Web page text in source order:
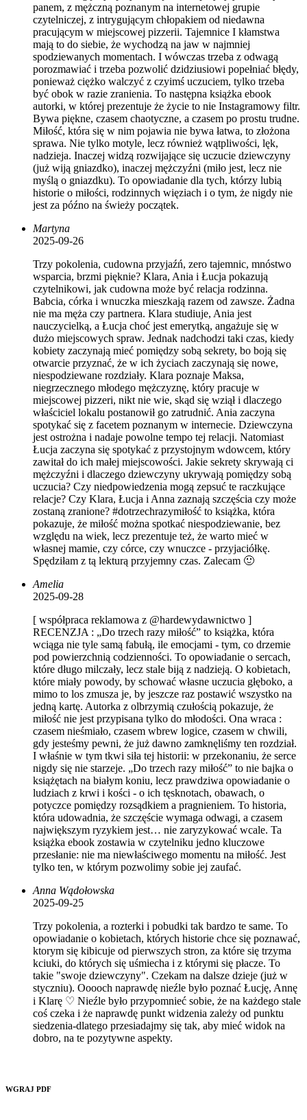
panem, z mężczną poznanym na internetowej grupie
czytelniczej, z intrygującym chłopakiem od niedawna
pracującym w miejscowej pizzerii. Tajemnice I kłamstwa
mają to do siebie, że wychodzą na jaw w najmniej
spodziewanych momentach. I wówczas trzeba z odwagą
porozmawiać i trzeba pozwolić dzidziusiowi popełniać błędy,
ponieważ ciężko walczyć z czyimś uczuciem, tylko trzeba
być obok w razie zranienia. To następna książka ebook
autorki, w której prezentuje że życie to nie Instagramowy filtr.
Bywa piękne, czasem chaotyczne, a czasem po prostu trudne.
Miłość, która się w nim pojawia nie bywa łatwa, to złożona
sprawa. Nie tylko motyle, lecz również wątpliwości, lęk,
nadzieja. Inaczej widzą rozwijające się uczucie dziewczyny
(już wiją gniazdko), inaczej mężczyźni (miło jest, lecz nie
myślą o gniazdku). To opowiadanie dla tych, którzy lubią
historie o miłości, rodzinnych więziach i o tym, że nigdy nie
jest za późno na świeży początek.
Martyna
2025-09-26
Trzy pokolenia, cudowna przyjaźń, zero tajemnic, mnóstwo
wsparcia, brzmi pięknie? Klara, Ania i Łucja pokazują
czytelnikowi, jak cudowna może być relacja rodzinna.
Babcia, córka i wnuczka mieszkają razem od zawsze. Żadna
nie ma męża czy partnera. Klara studiuje, Ania jest
nauczycielką, a Łucja choć jest emerytką, angażuje się w
dużo miejscowych spraw. Jednak nadchodzi taki czas, kiedy
kobiety zaczynają mieć pomiędzy sobą sekrety, bo boją się
otwarcie przyznać, że w ich życiach zaczynają się nowe,
niespodziewane rozdziały. Klara poznaje Maksa,
niegrzecznego młodego mężczyznę, który pracuje w
miejscowej pizzeri, nikt nie wie, skąd się wziął i dlaczego
właściciel lokalu postanowił go zatrudnić. Ania zaczyna
spotykać się z facetem poznanym w internecie. Dziewczyna
jest ostrożna i nadaje powolne tempo tej relacji. Natomiast
Łucja zaczyna się spotykać z przystojnym wdowcem, który
zawitał do ich małej miejscowości. Jakie sekrety skrywają ci
mężczyźni i dlaczego dziewczyny ukrywają pomiędzy sobą
uczucia? Czy niedpowiedzenia mogą zepsuć te raczkujące
relacje? Czy Klara, Łucja i Anna zaznają szczęścia czy może
zostaną zranione? #dotrzechrazymiłość to książka, która
pokazuje, że miłość można spotkać niespodziewanie, bez
względu na wiek, lecz prezentuje też, że warto mieć w
własnej mamie, czy córce, czy wnuczce - przyjaciółkę.
Spędziłam z tą lekturą przyjemny czas. Zalecam 🙂
Amelia
2025-09-28
[ współpraca reklamowa z @hardewydawnictwo ]
RECENZJA : „Do trzech razy miłość” to książka, która
wciąga nie tyle samą fabułą, ile emocjami - tym, co drzemie
pod powierzchnią codzienności. To opowiadanie o sercach,
które długo milczały, lecz stale biją z nadzieją. O kobietach,
które miały powody, by schować własne uczucia głęboko, a
mimo to los zmusza je, by jeszcze raz postawić wszystko na
jedną kartę. Autorka z olbrzymią czułością pokazuje, że
miłość nie jest przypisana tylko do młodości. Ona wraca :
czasem nieśmiało, czasem wbrew logice, czasem w chwili,
gdy jesteśmy pewni, że już dawno zamknęliśmy ten rozdział.
I właśnie w tym tkwi siła tej historii: w przekonaniu, że serce
nigdy się nie starzeje. „Do trzech razy miłość” to nie bajka o
książętach na białym koniu, lecz prawdziwa opowiadanie o
ludziach z krwi i kości - o ich tęsknotach, obawach, o
potyczce pomiędzy rozsądkiem a pragnieniem. To historia,
która udowadnia, że szczęście wymaga odwagi, a czasem
największym ryzykiem jest… nie zaryzykować wcale. Ta
książka ebook zostawia w czytelniku jedno kluczowe
przesłanie: nie ma niewłaściwego momentu na miłość. Jest
tylko ten, w którym pozwolimy sobie jej zaufać.
Anna Wądołowska
2025-09-25
Trzy pokolenia, a rozterki i pobudki tak bardzo te same. To
opowiadanie o kobietach, których historie chce się poznawać,
ktorym się kibicuje od pierwszych stron, za które się trzyma
kciuki, do których się uśmiecha i z którymi się płacze. To
takie "swoje dziewczyny". Czekam na dalsze dzieje (już w
styczniu). Ooooch naprawdę nieźle było poznać Łucję, Annę
i Klarę ♡ Nieźle było przypomnieć sobie, że na każdego stale
coś czeka i że naprawdę punkt widzenia zależy od punktu
siedzenia-dlatego przesiadajmy się tak, aby mieć widok na
dobro, na te pozytywne aspekty.
WGRAJ PDF